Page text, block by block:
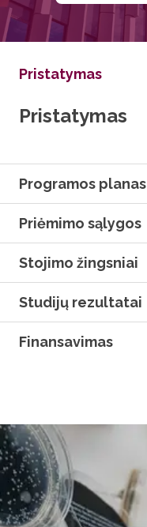
Pristatymas
Pristatymas
Programos planas
Priėmimo sąlygos
Stojimo žingsniai
Studijų rezultatai
Finansavimas